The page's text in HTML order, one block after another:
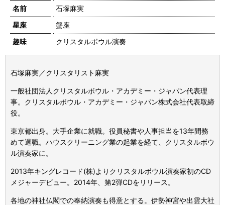
名前
石塚麻実
星座
蟹座
趣味
クリスタルボウル演奏
石塚麻実／クリスタリスト麻実
一般社団法人クリスタルボウル・アカデミー・ジャパン代表理
事。クリスタルボウル・アカデミー・ジャパン株式会社代表取締
役。
東京都出身。大手企業に就職。役員秘書や人事担当を13年間務
めて退職。ハウスクリーニング業の起業を経て、クリスタルボウ
ル演奏家に。
2013年キングレコード(株)よりクリスタルボウル演奏家初のCD
メジャーデビュー。 2014年、第2弾CDをリリース。
各地の神社仏閣での奉納演奏も得意とする。伊勢神宮や出雲大社